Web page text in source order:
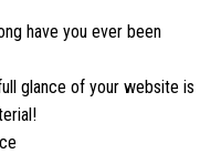
have you ever been
glance of your website is